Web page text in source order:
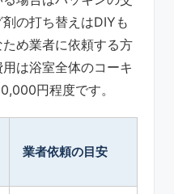
の打ち替えはDIYも
め業者に依頼する方
は浴室全体のコーキ
円程度です。
業者依頼の目安